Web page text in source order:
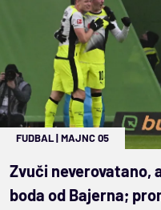
FUDBAL|MAJNC 05
Zvuči neverovatano,
boda od Bajerna;